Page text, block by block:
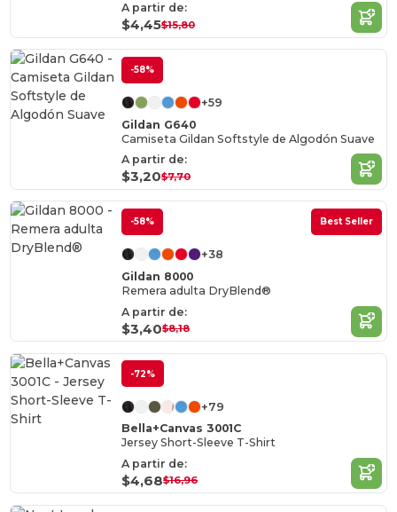
A partir de:
$4,45$15,80
-58%
+59
Gildan G640
Camiseta Gildan Softstyle de Algodón Suave
A partir de:
$3,20$7,70
-58% Best Seller
+38
Gildan 8000
Remera adulta DryBlend®
A partir de:
$3,40$8,18
-72%
+79
Bella+Canvas 3001C
Jersey Short-Sleeve T-Shirt
A partir de:
$4,68$16,96